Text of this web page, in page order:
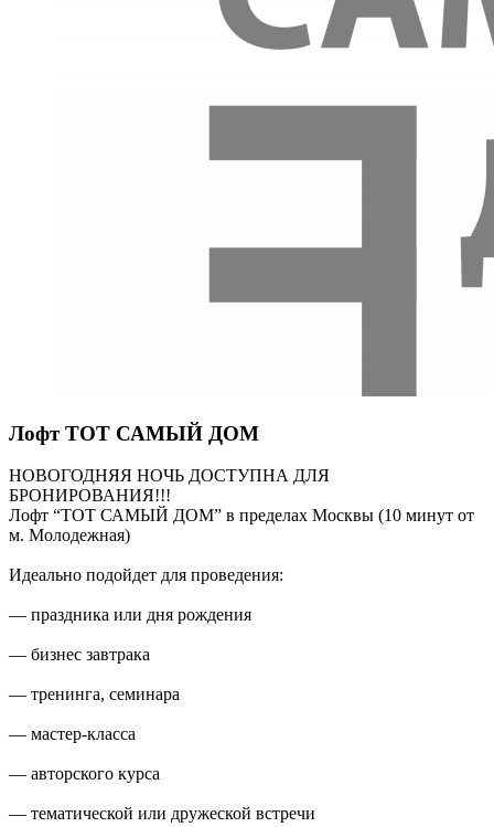
Лофт ТОТ САМЫЙ ДОМ
НОВОГОДНЯЯ НОЧЬ ДОСТУПНА ДЛЯ
БРОНИРОВАНИЯ!!!
Лофт “ТОТ САМЫЙ ДОМ” в пределах Москвы (10 минут от
м. Молодежная)
Идеально подойдет для проведения:
— праздника или дня рождения
— бизнес завтрака
— тренинга, семинара
— мастер-класса
— авторского курса
— тематической или дружеской встречи